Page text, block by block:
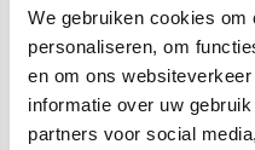
We gebruiken cookies
personaliseren, om
en om ons
informatie over uw
partners voor social